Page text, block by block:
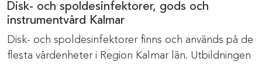
Disk- och spoldesinfektorer, gods och
instrumentvård Kalmar
Disk- och spoldesinfektorer finns och används på de
flesta vårdenheter i Region Kalmar län. Utbildningen